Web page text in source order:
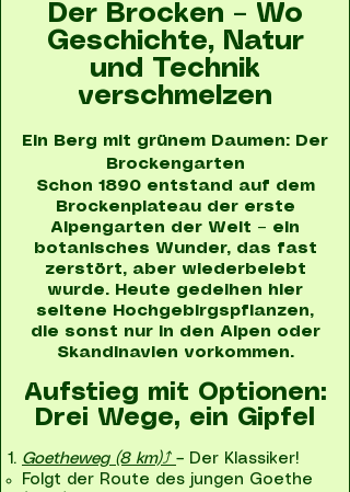
Der Brocken – Wo
Geschichte, Natur
und Technik
verschmelzen
Ein Berg mit grünem Daumen: Der
Brockengarten
Schon 1890 entstand auf dem
Brockenplateau der erste
Alpengarten der Welt – ein
botanisches Wunder, das fast
zerstört, aber wiederbelebt
wurde. Heute gedeihen hier
seltene Hochgebirgspflanzen,
die sonst nur in den Alpen oder
Skandinavien vorkommen.
Aufstieg mit Optionen:
Drei Wege, ein Gipfel
Goetheweg (8 km)⤴ – Der Klassiker!
Folgt der Route des jungen Goethe